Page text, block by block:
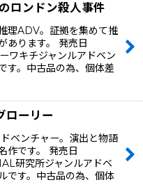
ロンドン殺人事件
理ADV。証拠を集めて推
あります。 発売日
ワキチジャンルアドベン
す。中古品の為、個体差
ローリー
ベンチャー。演出と物語
作です。 発売日
研究所ジャンルアドベ
です。中古品の為、個体